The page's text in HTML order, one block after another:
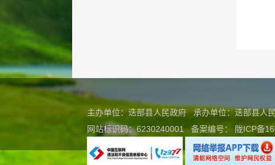
主办单位：迭部县人民政府 承办单位：迭部县
网站标识码：6230240001
备案编号： 陇ICP备